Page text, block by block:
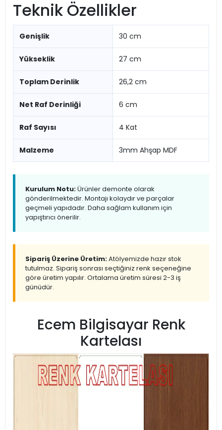
Teknik Özellikler
Genişlik 30 cm
Yükseklik 27 cm
Toplam Derinlik 26,2 cm
Net Raf Derinliği 6 cm
Raf Sayısı 4 Kat
Malzeme 3mm Ahşap MDF
Kurulum Notu:Ürünler demonte olarak
gönderilmektedir. Montajı kolaydır ve parçalar
geçmeli yapıdadır. Daha sağlam kullanım için
yapıştırıcı önerilir.
Sipariş Üzerine Üretim:Atölyemizde hazır stok
tutulmaz. Sipariş sonrası seçtiğiniz renk seçeneğine
göre üretim yapılır. Ortalama üretim süresi 2-3 iş
günüdür.
Ecem Bilgisayar Renk
Kartelası